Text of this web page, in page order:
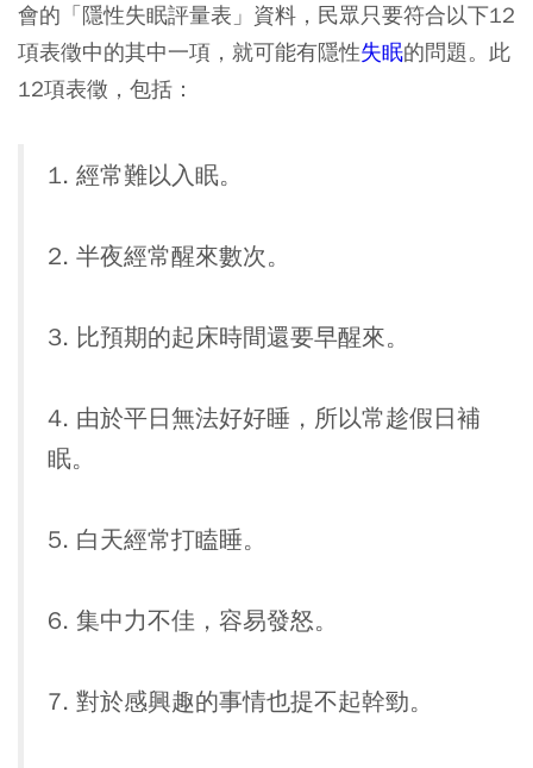
會的「隱性失眠評量表」資料，民眾只要符合以下12
項表徵中的其中一項，就可能有隱性失眠的問題。此
12項表徵，包括：
1. 經常難以入眠。
2. 半夜經常醒來數次。
3. 比預期的起床時間還要早醒來。
4. 由於平日無法好好睡，所以常趁假日補
眠。
5. 白天經常打瞌睡。
6. 集中力不佳，容易發怒。
7. 對於感興趣的事情也提不起幹勁。